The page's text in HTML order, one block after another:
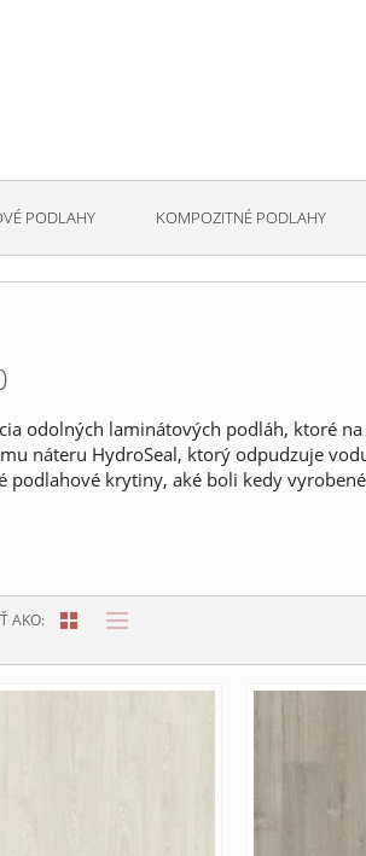
PODLAHY KOMPOZITNÉ PODLAHY
odolných laminátových podláh, ktoré
náteru HydroSeal, ktorý odpudzuje
podlahové krytiny, aké boli kedy
AKO